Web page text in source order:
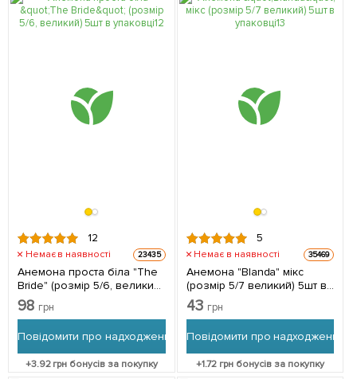
12
Немає в наявності 23435
Анемона проста біла "The
Bride" (розмір 5/6, великий)
5шт в упаковці
98 грн
Повідомити про надходження
+3.92грн бонусів за покупку
5
Немає в наявності 35469
Анемона "Blanda" мікс
(розмір 5/7 великий) 5шт в
упаковці
43 грн
Повідомити про надходження
+1.72 грн бонусів за покупку